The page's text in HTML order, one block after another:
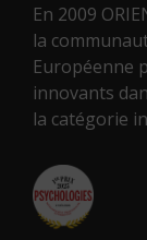
En 2009
la
Européenne
innovants
la catégorie